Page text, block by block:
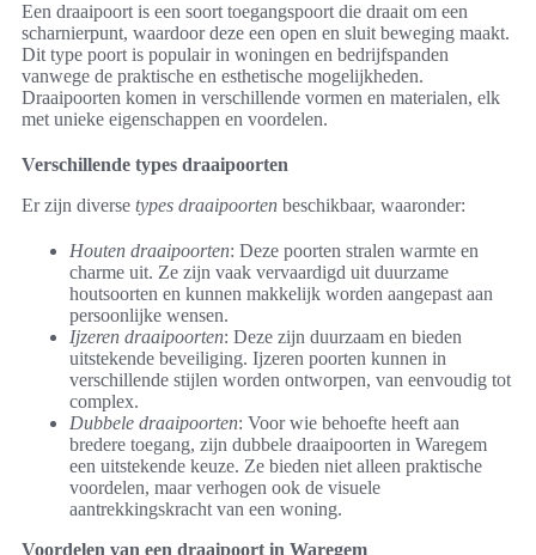
Een draaipoort is een soort toegangspoort die draait om een
scharnierpunt, waardoor deze een open en sluit beweging maakt.
Dit type poort is populair in woningen en bedrijfspanden
vanwege de praktische en esthetische mogelijkheden.
Draaipoorten komen in verschillende vormen en materialen, elk
met unieke eigenschappen en voordelen.
Verschillende types draaipoorten
Er zijn diverse types draaipoorten beschikbaar, waaronder:
Houten draaipoorten: Deze poorten stralen warmte en
charme uit. Ze zijn vaak vervaardigd uit duurzame
houtsoorten en kunnen makkelijk worden aangepast aan
persoonlijke wensen.
Ijzeren draaipoorten: Deze zijn duurzaam en bieden
uitstekende beveiliging. Ijzeren poorten kunnen in
verschillende stijlen worden ontworpen, van eenvoudig tot
complex.
Dubbele draaipoorten: Voor wie behoefte heeft aan
bredere toegang, zijn dubbele draaipoorten in Waregem
een uitstekende keuze. Ze bieden niet alleen praktische
voordelen, maar verhogen ook de visuele
aantrekkingskracht van een woning.
Voordelen van een draaipoort in Waregem